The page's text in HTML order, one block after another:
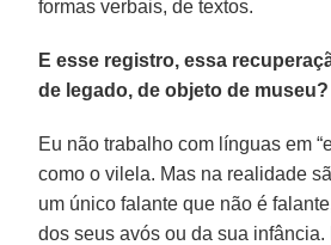
formas verbais, de textos.
E esse registro, essa
de legado, de objeto de museu?
Eu não trabalho com línguas em
como o vilela. Mas na realidade
um único falante que não é
dos seus avós ou da sua